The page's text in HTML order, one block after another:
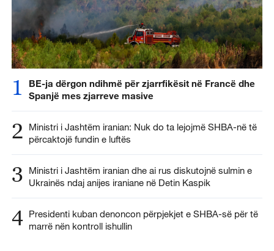
1
BE-ja dërgon ndihmë për zjarrfikësit në Francë dhe
Spanjë mes zjarreve masive
2
Ministri i Jashtëm iranian: Nuk do ta lejojmë SHBA-në të
përcaktojë fundin e luftës
3
Ministri i Jashtëm iranian dhe ai rus diskutojnë sulmin e
Ukrainës ndaj anijes iraniane në Detin Kaspik
4 Presidenti kuban denoncon përpjekjet e SHBA-së për të
marrë nën kontroll ishullin